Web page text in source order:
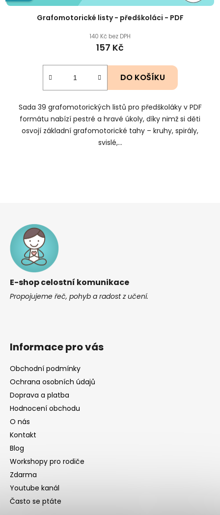
Grafomotorické listy - předškoláci - PDF
140 Kč bez DPH
157 Kč
DO KOŠÍKU
Sada 39 grafomotorických listů pro předškoláky v PDF
formátu nabízí pestré a hravé úkoly, díky nimž si děti
osvojí základní grafomotorické tahy – kruhy, spirály,
svislé,...
E-shop celostní komunikace
Propojujeme řeč, pohyb a radost z učení.
Informace pro vás
Obchodní podmínky
Ochrana osobních údajů
Doprava a platba
Hodnocení obchodu
O nás
Kontakt
Blog
Workshopy pro rodiče
Zdarma
Youtube kanál
Často se ptáte